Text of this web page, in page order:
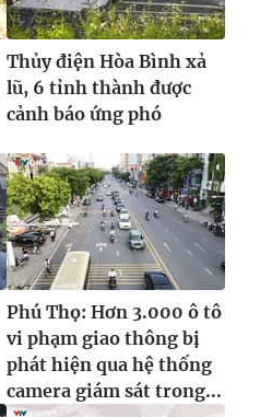
Thủy điện Hòa Bình xả
lũ, 6 tỉnh thành được
cảnh báo ứng phó
Phú Thọ: Hơn 3.000 ô tô
vi phạm giao thông bị
phát hiện qua hệ thống
camera giám sát trong...